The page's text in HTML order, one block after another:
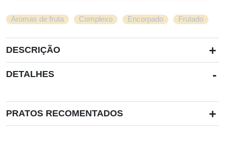
Aromas de fruta Complexo Encorpado Frutado
DESCRIÇÃO +
DETALHES -
PRATOS RECOMENTADOS +